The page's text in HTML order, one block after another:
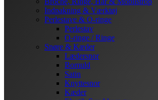
Indpakning & Værktøj
Perlestave & O-ringe
Perlestav
O-ringe / Ringe
Snøre & Kæder
Lædersnor
Bomuld
Satin
Knyttesnor
Kæder